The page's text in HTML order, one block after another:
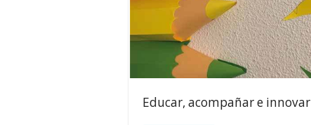
Educar, acompañar e innovar